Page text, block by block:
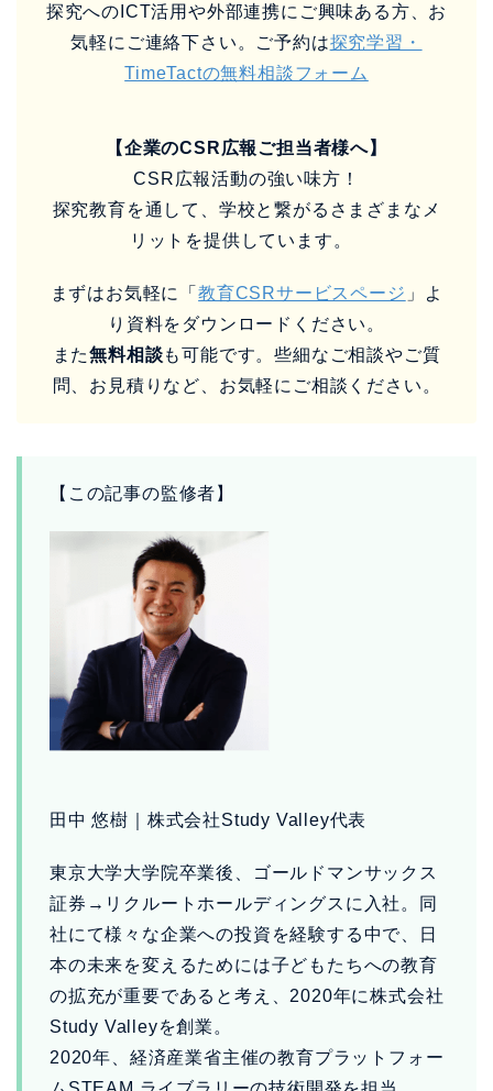
探究へのICT活用や外部連携にご興味ある方、お
気軽にご連絡下さい。ご予約は探究学習・
TimeTactの無料相談フォーム
【企業のCSR広報ご担当者様へ】
CSR広報活動の強い味方！
探究教育を通して、学校と繋がるさまざまなメ
リットを提供しています。
まずはお気軽に「教育CSRサービスページ 」よ
り資料をダウンロードください。
また無料相談も可能です。些細なご相談やご質
問、お見積りなど、お気軽にご相談ください。
【この記事の監修者】
田中 悠樹｜株式会社Study Valley代表
東京大学大学院卒業後、ゴールドマンサックス
証券→リクルートホールディングスに入社。同
社にて様々な企業への投資を経験する中で、日
本の未来を変えるためには子どもたちへの教育
の拡充が重要であると考え、2020年に株式会社
Study Valleyを創業。
2020年、経済産業省主催の教育プラットフォー